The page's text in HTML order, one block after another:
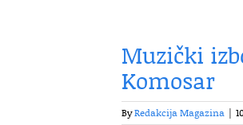
Muzički
Komosar
ByRedakcija Magazina |